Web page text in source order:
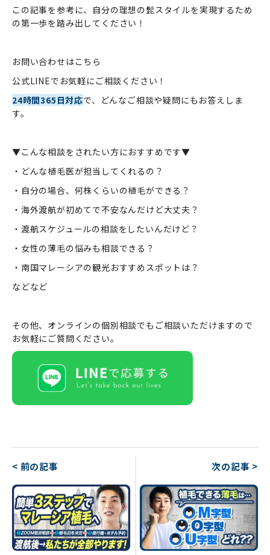
この記事を参考に、自分の理想の髭スタイルを実現するため
の第一歩を踏み出してください！
お問い合わせはこちら
公式LINEでお気軽にご相談ください！
24時間365日対応で、どんなご相談や疑問にもお答えしま
す。
▼こんな相談をされたい方におすすめです▼
・どんな植毛医が担当してくれるの？
・自分の場合、何株くらいの植毛ができる？
・海外渡航が初めてで不安なんだけど大丈夫？
・渡航スケジュールの相談をしたいんだけど？
・女性の薄毛の悩みも相談できる？
・南国マレーシアの観光おすすめスポットは？
などなど
その他、オンラインの個別相談でもご相談いただけますので
お気軽にご質問ください。
< 前の記事 次の記事 >